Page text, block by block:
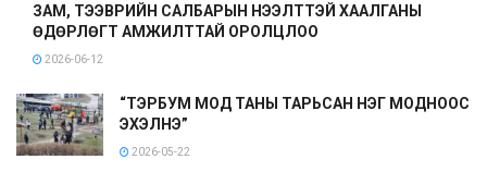
ЗАМ, ТЭЭВРИЙН САЛБАРЫН НЭЭЛТТЭЙ ХААЛГАНЫ
ӨДӨРЛӨГТ АМЖИЛТТАЙ ОРОЛЦЛОО
2026-06-12
“ТЭРБУМ МОД ТАНЫ ТАРЬСАН НЭГ МОДНООС
ЭХЭЛНЭ”
2026-05-22